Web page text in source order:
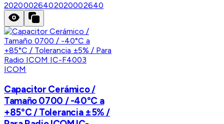
20200026402020002640
ICOM
Capacitor Cerámico /
Tamaño 0700 / -40°C a
+85°C / Tolerancia ±5% /